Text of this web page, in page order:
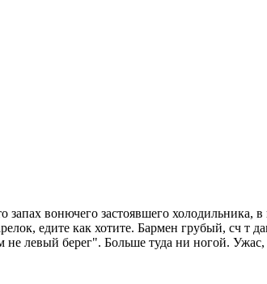
вонючего застоявшего холодильника,
едите как хотите. Бармен грубый, сч т
не левый берег". Больше туда ни ногой.